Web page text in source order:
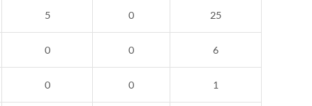
5 0 25
0 0 6
0 0 1